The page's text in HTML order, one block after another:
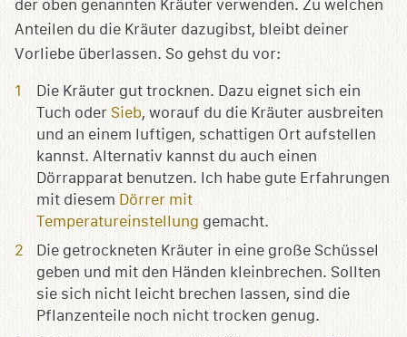
der oben genannten Kräuter verwenden. Zu welchen
Anteilen du die Kräuter dazugibst, bleibt deiner
Vorliebe überlassen. So gehst du vor:
Die Kräuter gut trocknen. Dazu eignet sich ein
Tuch oder Sieb, worauf du die Kräuter ausbreiten
und an einem luftigen, schattigen Ort aufstellen
kannst. Alternativ kannst du auch einen
Dörrapparat benutzen. Ich habe gute Erfahrungen
mit diesem Dörrer mit
Temperatureinstellung gemacht.
Die getrockneten Kräuter in eine große Schüssel
geben und mit den Händen kleinbrechen. Sollten
sie sich nicht leicht brechen lassen, sind die
Pflanzenteile noch nicht trocken genug.